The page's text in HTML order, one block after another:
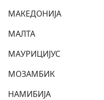
МАКЕДОНИЈА
МАЛТА
МАУРИЦИЈУС
МОЗАМБИК
НАМИБИЈА